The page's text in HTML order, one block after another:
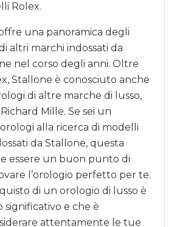
Rolex.
una panoramica degli
altri marchi indossati da
nel corso degli anni. Oltre
Stallone è conosciuto anche
di altre marche di lusso,
Mille. Se sei un
alla ricerca di modelli
da Stallone, questa
essere un buon punto di
l’orologio perfetto per te.
di un orologio di lusso è
e che è
attentamente le tue